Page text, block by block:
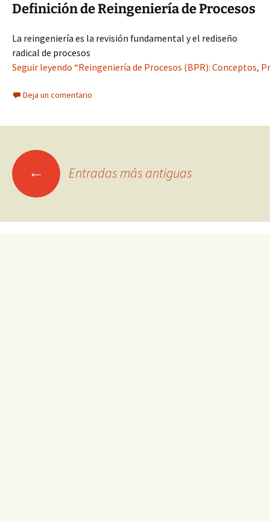
Definición de Reingeniería de Procesos
La reingeniería es la revisión fundamental y el rediseño
radical de procesos
Seguir leyendo “Reingeniería de Procesos (BPR): Conceptos,
Deja un comentario
Ir ← Entradas más antiguas